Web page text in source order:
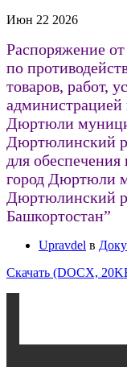
Июн 22 2026
Распоряжение
по
товаров, работ,
администрацией
Дюртюли
Дюртюлинский
для
город Дюртюли
Дюртюлинский
Башкортостан”
Upravdel в
Скачать (DOCX,